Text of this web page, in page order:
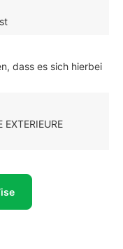
dass es sich hierbei